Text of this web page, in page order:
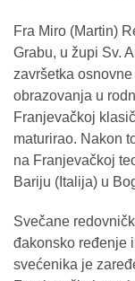
Fra Miro (Martin)
Grabu, u župi Sv.
završetka
obrazovanja u
Franjevačkoj
maturirao. Nakon
na Franjevačkoj
Bariju (Italija) u
Svečane
đakonsko ređenje
svećenika je